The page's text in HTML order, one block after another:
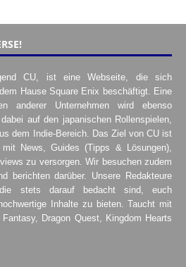
CU, ist eine Webseite, die sich
Hause Square Enix beschäftigt. Eine
anderer Unternehmen wird ebenso
auf den japanischen Rollenspielen,
dem Indie-Bereich. Das Ziel von CU ist
News, Guides (Tipps & Lösungen),
zu versorgen. Wir besuchen zudem
berichten darüber. Unsere Redakteure
stets darauf bedacht sind, euch
Inhalte zu bieten. Taucht mit
Dragon Quest, Kingdom Hearts